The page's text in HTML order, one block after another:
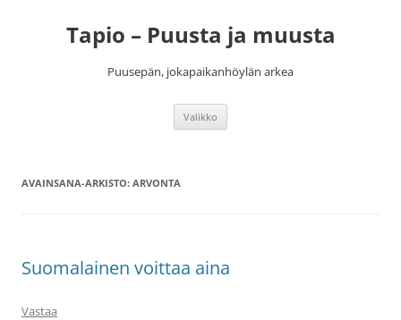
Tapio – Puusta ja muusta
Puusepän, jokapaikanhöylän arkea
Valikko
AVAINSANA-ARKISTO: ARVONTA
Suomalainen voittaa aina
Vastaa